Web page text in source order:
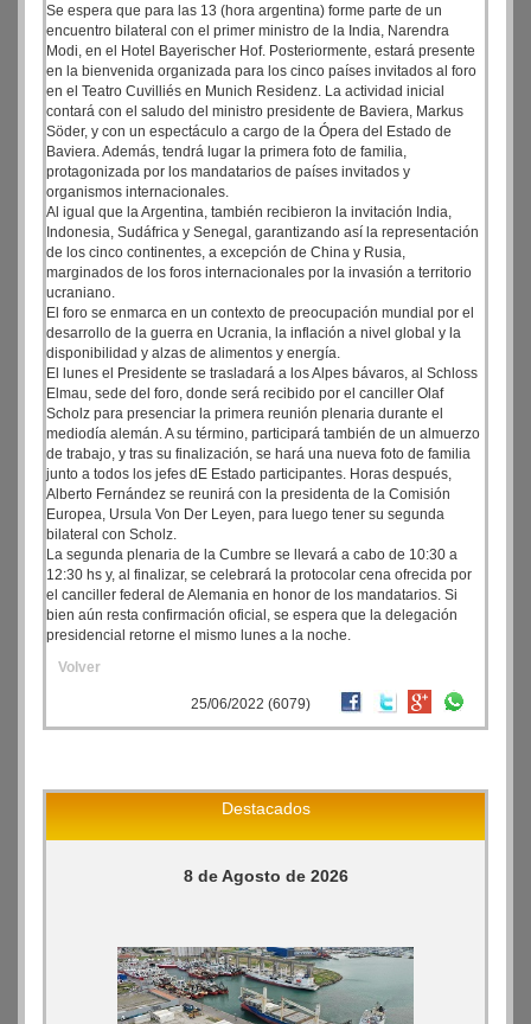
Se espera que para las 13 (hora argentina) forme parte de un
encuentro bilateral con el primer ministro de la India, Narendra
Modi, en el Hotel Bayerischer Hof. Posteriormente, estará presente
en la bienvenida organizada para los cinco países invitados al foro
en el Teatro Cuvilliés en Munich Residenz. La actividad inicial
contará con el saludo del ministro presidente de Baviera, Markus
Söder, y con un espectáculo a cargo de la Ópera del Estado de
Baviera. Además, tendrá lugar la primera foto de familia,
protagonizada por los mandatarios de países invitados y
organismos internacionales.
Al igual que la Argentina, también recibieron la invitación India,
Indonesia, Sudáfrica y Senegal, garantizando así la representación
de los cinco continentes, a excepción de China y Rusia,
marginados de los foros internacionales por la invasión a territorio
ucraniano.
El foro se enmarca en un contexto de preocupación mundial por el
desarrollo de la guerra en Ucrania, la inflación a nivel global y la
disponibilidad y alzas de alimentos y energía.
El lunes el Presidente se trasladará a los Alpes bávaros, al Schloss
Elmau, sede del foro, donde será recibido por el canciller Olaf
Scholz para presenciar la primera reunión plenaria durante el
mediodía alemán. A su término, participará también de un almuerzo
de trabajo, y tras su finalización, se hará una nueva foto de familia
junto a todos los jefes dE Estado participantes. Horas después,
Alberto Fernández se reunirá con la presidenta de la Comisión
Europea, Ursula Von Der Leyen, para luego tener su segunda
bilateral con Scholz.
La segunda plenaria de la Cumbre se llevará a cabo de 10:30 a
12:30 hs y, al finalizar, se celebrará la protocolar cena ofrecida por
el canciller federal de Alemania en honor de los mandatarios. Si
bien aún resta confirmación oficial, se espera que la delegación
presidencial retorne el mismo lunes a la noche.
Volver
25/06/2022 (6079)
Destacados
8 de Agosto de 2026